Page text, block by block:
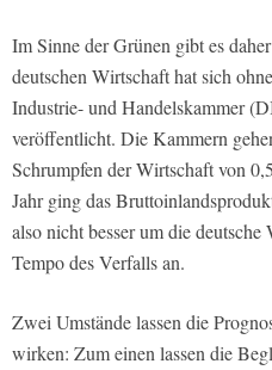
Im Sinne der Grünen gibt es
deutschen Wirtschaft hat sich
Industrie- und Handelskammer
veröffentlicht. Die Kammern
Schrumpfen der Wirtschaft von
Jahr ging das
also nicht besser um die deutsche
Tempo des Verfalls an.
Zwei Umstände lassen die
wirken: Zum einen lassen die